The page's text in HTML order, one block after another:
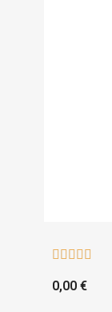
    
0,00 €